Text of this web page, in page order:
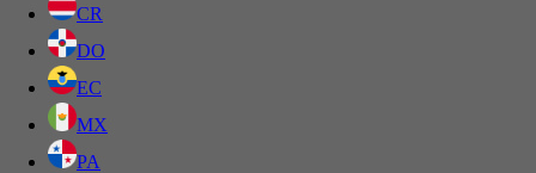
CR
DO
EC
MX
PA